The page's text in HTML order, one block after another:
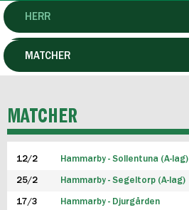
HERR
DAM
P19
F19
FUTSAL HERR
MATCHER
MATCHER
12/2 Hammarby - Sollentuna (A-lag)
25/2 Hammarby - Segeltorp (A-lag)
17/3 Hammarby - Djurgården